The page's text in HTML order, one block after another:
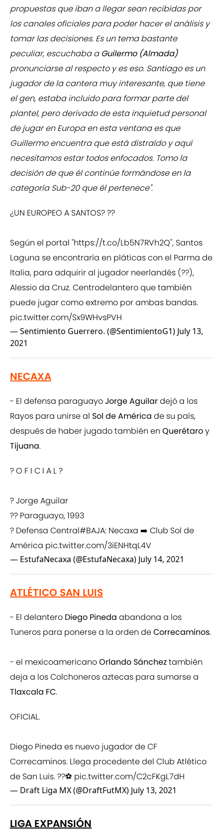
propuestas que iban a llegar sean recibidas por
los canales oficiales para poder hacer el análisis y
tomar las decisiones. Es un tema bastante
peculiar, escuchaba a Guilermo (Almada)
pronunciarse al respecto y es eso. Santiago es un
jugador de la cantera muy interesante, que tiene
el gen, estaba incluido para formar parte del
plantel, pero derivado de esta inquietud personal
de jugar en Europa en esta ventana es que
Guillermo encuentra que está distraído y aquí
necesitamos estar todos enfocados. Tomo la
decisión de que él continúe formándose en la
categoría Sub-20 que él pertenece".
¿UN EUROPEO A SANTOS? ??
Según el portal "https://t.co/Lb5N7RVh2Q", Santos
Laguna se encontraría en pláticas con el Parma de
Italia, para adquirir al jugador neerlandés (??),
Alessio da Cruz. Centrodelantero que también
puede jugar como extremo por ambas bandas.
pic.twitter.com/Sx9WHvsPVH
— Sentimiento Guerrero. (@SentimientoG1) July 13,
2021
NECAXA
- El defensa paraguayoJorge Aguilardejó a los
Rayos para unirse al Sol de América de su país,
después de haber jugado también en Querétaroy
Tijuana.
? O F I C I A L ?
? Jorge Aguilar
?? Paraguayo, 1993
? Defensa Central#BAJA: Necaxa ➡️ Club Sol de
América pic.twitter.com/3iENHtqL4V
— EstufaNecaxa (@EstufaNecaxa) July 14, 2021
ATLÉTICO SAN LUIS
- El delantero Diego Pineda abandona a los
Tuneros para ponerse a la orden deCorrecaminos.
- el mexicoamericanoOrlando Sáncheztambién
deja a los Colchoneros aztecas para sumarse a
Tlaxcala FC.
OFICIAL.
Diego Pineda es nuevo jugador de CF
Correcaminos. Llega procedente del Club Atlético
de San Luis. ??⚽️ pic.twitter.com/C2cFKgL7dH
— Draft Liga MX (@DraftFutMX) July 13, 2021
LIGA EXPANSIÓN